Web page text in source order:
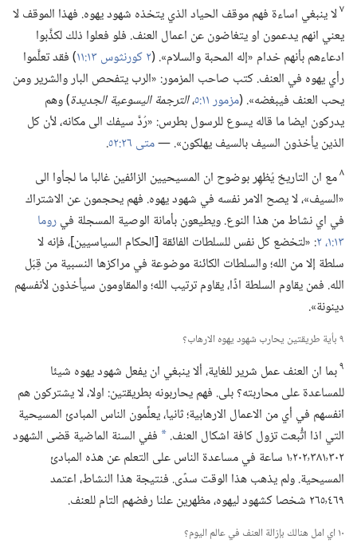
٧لا ينبغي اساءة فهم موقف الحياد الذي يتخذه شهود يهوه.‏ فهذا الموقف لا
يعني انهم يدعمون او يتغاضون عن اعمال العنف.‏ فلو فعلوا ذلك لكذَّبوا
ادعاءهم بأنهم خدام «إله المحبة والسلام».‏ (‏٢ كورنثوس ١٣:‏١١
‏)‏ فقد تعلَّموا
رأي يهوه في العنف.‏ كتب صاحب المزمور:‏ «الرب يتفحص البار والشرير ومن
يحب العنف فيبغضه».‏ (‏مزمور ١١:‏٥ ‏،‏الترجمة اليسوعية الجديدة‏)‏ وهم
يدركون ايضا ما قاله يسوع للرسول بطرس:‏ «رُدَّ سيفك الى مكانه،‏ لأن كل
الذين يأخذون السيف بالسيف يهلكون».‏ —‏متى ٢٦:‏٥٢ ‏.‏
٨مع ان التاريخ يُظهِر بوضوح ان المسيحيين الزائفين غالبا ما لجأوا الى
«السيف»،‏ لا يصح الامر نفسه في شهود يهوه.‏ فهم يحجمون عن الاشتراك
في اي نشاط من هذا النوع.‏ ويطيعون بأمانة الوصية المسجلة فيروما
١٣:‏١،‏ ٢
‏:‏ «لتخضع كل نفس للسلطات الفائقة [الحكام السياسيين]،‏ فإنه لا
سلطة إلا من الله؛‏ والسلطات الكائنة موضوعة في مراكزها النسبية من قِبَل
الله.‏ فمن يقاوم السلطة اذًا،‏ يقاوم ترتيب الله؛‏ والمقاومون سيأخذون لأنفسهم
دينونة».‏
٩ بأية طريقتين يحارب شهود يهوه الارهاب؟‏
٩بما ان العنف عمل شرير للغاية،‏ ألا ينبغي ان يفعل شهود يهوه شيئا
للمساعدة على محاربته؟‏ بلى.‏ فهم يحاربونه بطريقتين:‏ اولا،‏ لا يشتركون هم
انفسهم في أي من الاعمال الارهابية؛‏ ثانيا،‏ يعلِّمون الناس المبادئ المسيحية
التي اذا اتُّبعت تزول كافة اشكال العنف.‏ * ففي السنة الماضية قضى الشهود
١٬٢٠٢٬٣٨١٬٣٠٢ ساعة في مساعدة الناس على التعلم عن هذه المبادئ
المسيحية.‏ ولم يذهب هذا الوقت سدًى.‏ فنتيجة هذا النشاط،‏ اعتمد
٢٦٥٬٤٦٩ شخصا كشهود ليهوه،‏ مظهرين علنا رفضهم التام للعنف.‏
١٠ اي امل هنالك بإزالة العنف في عالم اليوم؟‏